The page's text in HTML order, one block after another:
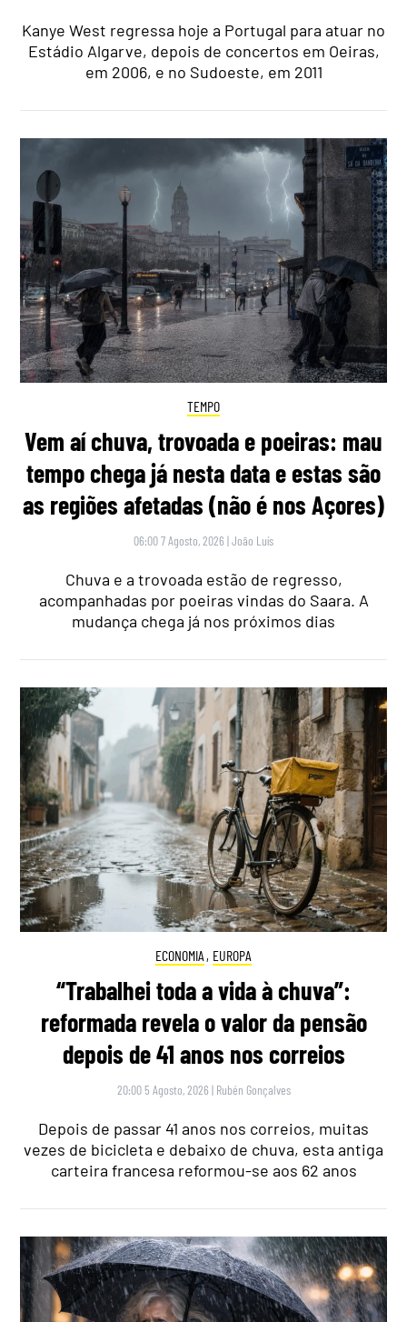
Kanye West regressa hoje a Portugal para atuar no
Estádio Algarve, depois de concertos em Oeiras,
em 2006, e no Sudoeste, em 2011
TEMPO
Vem aí chuva, trovoada e poeiras: mau
tempo chega já nesta data e estas são
as regiões afetadas (não é nos Açores)
06:00 7 Agosto, 2026 |João Luís
Chuva e a trovoada estão de regresso,
acompanhadas por poeiras vindas do Saara. A
mudança chega já nos próximos dias
ECONOMIA , EUROPA
“Trabalhei toda a vida à chuva”:
reformada revela o valor da pensão
depois de 41 anos nos correios
20:00 5 Agosto, 2026 | Rubén Gonçalves
Depois de passar 41 anos nos correios, muitas
vezes de bicicleta e debaixo de chuva, esta antiga
carteira francesa reformou-se aos 62 anos